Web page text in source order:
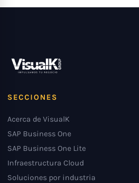
SECCIONES
Acerca de VisualK
SAP Business One
SAP Business One Lite
Infraestructura Cloud
Soluciones por industria